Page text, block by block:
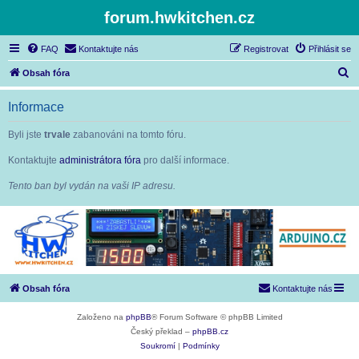
forum.hwkitchen.cz
FAQ Kontaktujte nás Přihlásit se
Registrovat
Obsah fóra
l
Informace
Byli jste trvale zabanováni na tomto fóru.
Kontaktujte administrátora fóra pro další informace.
Tento ban byl vydán na vaši IP adresu.
Obsah fóra Kontaktujte nás
Založeno na phpBB® Forum Software © phpBB Limited
Český překlad – phpBB.cz
Soukromí
Podmínky